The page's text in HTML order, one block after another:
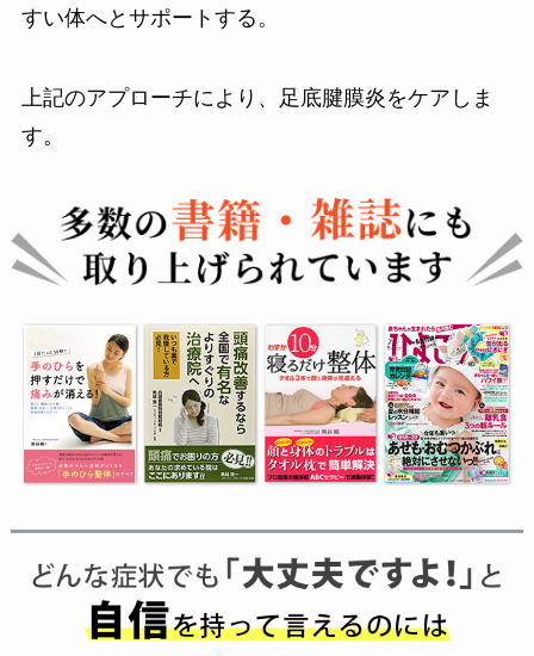
すい体へとサポートする。
上記のアプローチにより、足底腱膜炎をケアしま
す。